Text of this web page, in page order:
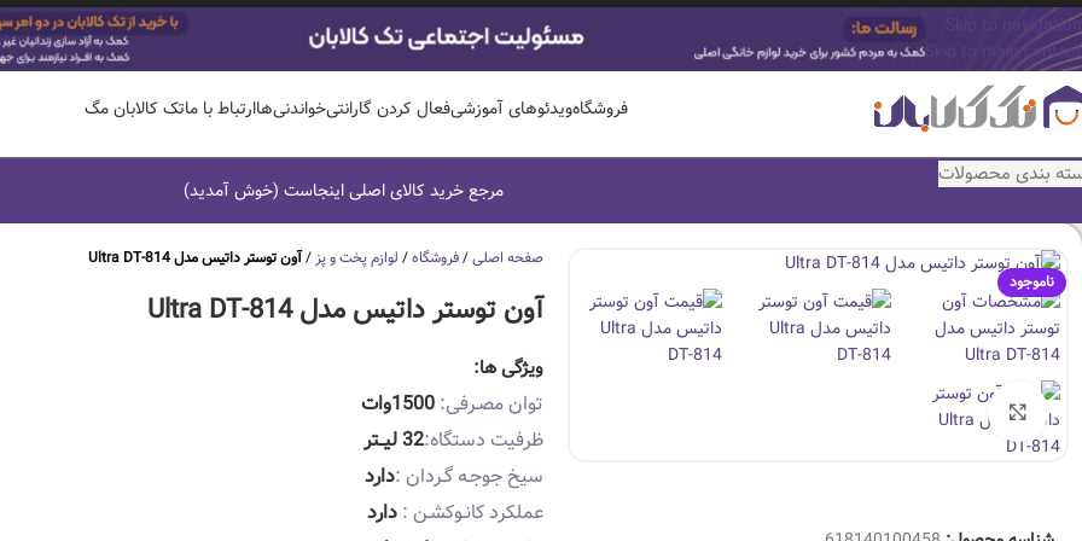
Skip to navigation
Skip to main content
فروشگاهویدئوهای آموزشیفعال کردن گارانتیخواندنی‌هاارتباط با ماتک کالابان مگ
بندی محصولات
مرجع خرید کالای اصلی اینجاست (خوش آمدید)
ناموجود
بزرگنمایی تصویر
صفحه اصلی/فروشگاه/ لوازم پخت و پز/آون توستر داتیس مدل Ultra DT-814
آون توستر داتیس مدل Ultra DT-814
ویژگی ها:
توان مصـرفی:
ظرفیت دستگاه:32 لیــتر
سیخ جوجـه گـردان :دارد
عملکرد کانـوکشـن : دارد